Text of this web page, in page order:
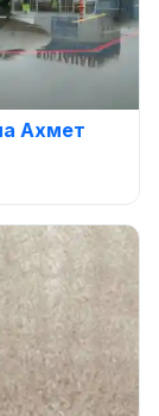
Ахмет